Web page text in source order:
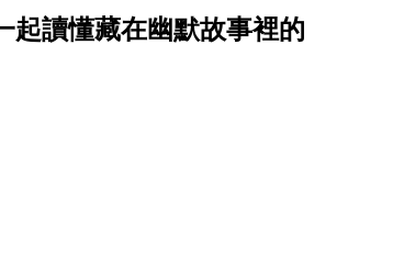
起讀懂藏在幽默故事裡的